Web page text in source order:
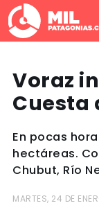
Voraz
Cuesta
En pocas
hectáreas.
Chubut, Río
MARTES, 24 DE